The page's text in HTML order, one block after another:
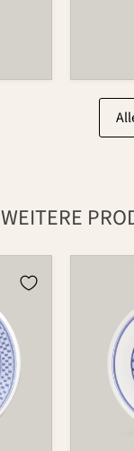
WEITERE